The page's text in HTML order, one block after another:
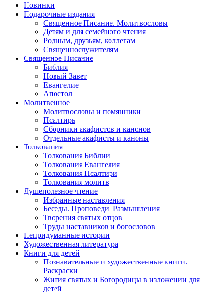
Новинки
Подарочные издания
Священное Писание. Молитвословы
Детям и для семейного чтения
Родным, друзьям, коллегам
Священнослужителям
Священное Писание
Библия
Новый Завет
Евангелие
Апостол
Молитвенное
Молитвословы и помянники
Псалтирь
Сборники акафистов и канонов
Отдельные акафисты и каноны
Толкования
Толкования Библии
Толкования Евангелия
Толкования Псалтири
Толкования молитв
Душеполезное чтение
Избранные наставления
Беседы. Проповеди. Размышления
Творения святых отцов
Труды наставников и богословов
Непридуманные истории
Художественная литература
Книги для детей
Познавательные и художественные книги.
Раскраски
Жития святых и Богородицы в изложении для
детей